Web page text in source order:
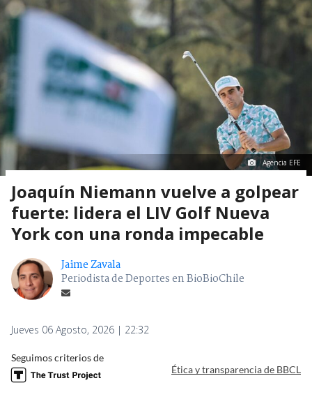
Agencia EFE
Joaquín Niemann vuelve a golpear
fuerte: lidera el LIV Golf Nueva
York con una ronda impecable
Jaime Zavala
Periodista de Deportes en BioBioChile
Jueves 06 Agosto, 2026 | 22:32
Seguimos criterios de
Ética y transparencia de BBCL